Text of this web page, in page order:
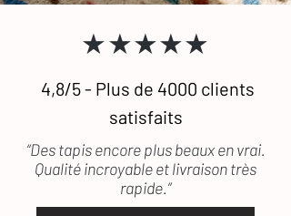
★★★★★
4,8/5 - Plus de 4000 clients
satisfaits
“Des tapis encore plus beaux en vrai.
Qualité incroyable et livraison très
rapide.”